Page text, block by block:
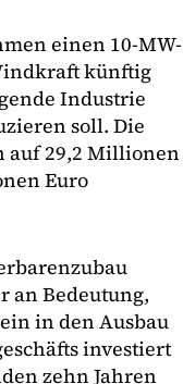
einen 10-MW-
künftig
Industrie
soll. Die
auf 29,2 Millionen
Euro
an Bedeutung,
in den Ausbau
investiert
zehn Jahren